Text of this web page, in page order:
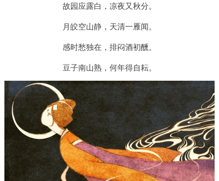
故园应露白，凉夜又秋分。
月皎空山静，天清一雁闻。
感时愁独在，排闷酒初醺。
豆子南山熟，何年得自耘。